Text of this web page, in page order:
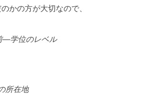
かの方が大切なので、
名前―学位のレベル
所在地